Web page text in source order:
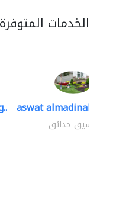
الخدمات
aswat almadinah
تنسيق حدائق